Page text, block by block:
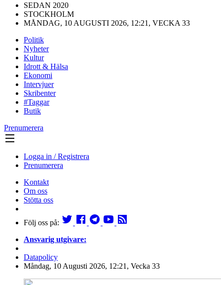
SEDAN 2020
STOCKHOLM
MÅNDAG, 10 AUGUSTI 2026, 12:21, VECKA 33
Politik
Nyheter
Kultur
Idrott & Hälsa
Ekonomi
Intervjuer
Skribenter
#Taggar
Butik
Prenumerera
Logga in / Registrera
Prenumerera
Kontakt
Om oss
Stötta oss
Följ oss på:
Ansvarig utgivare:
Datapolicy
Måndag, 10 Augusti 2026, 12:21, Vecka 33